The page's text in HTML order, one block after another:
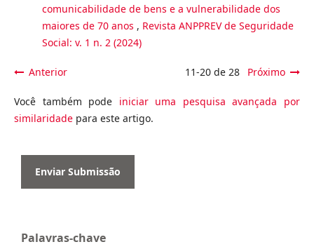
comunicabilidade de bens e a vulnerabilidade dos
maiores de 70 anos , Revista ANPPREV de Seguridade
Social: v. 1 n. 2 (2024)
Anterior 11-20 de 28 Próximo
Você também pode iniciar uma pesquisa avançada por
similaridadepara este artigo.
Enviar Submissão
Palavras-chave